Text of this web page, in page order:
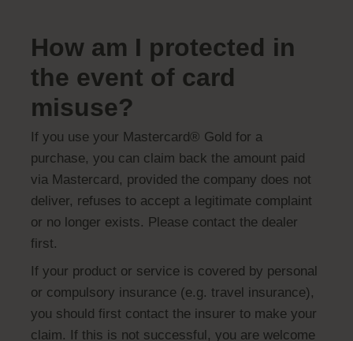
How am I protected in
the event of card
misuse?
If you use your Mastercard® Gold for a
purchase, you can claim back the amount paid
via Mastercard, provided the company does not
deliver, refuses to accept a legitimate complaint
or no longer exists. Please contact the dealer
first.
If your product or service is covered by personal
or compulsory insurance (e.g. travel insurance),
you should first contact the insurer to make your
claim. If this is not successful, you are welcome